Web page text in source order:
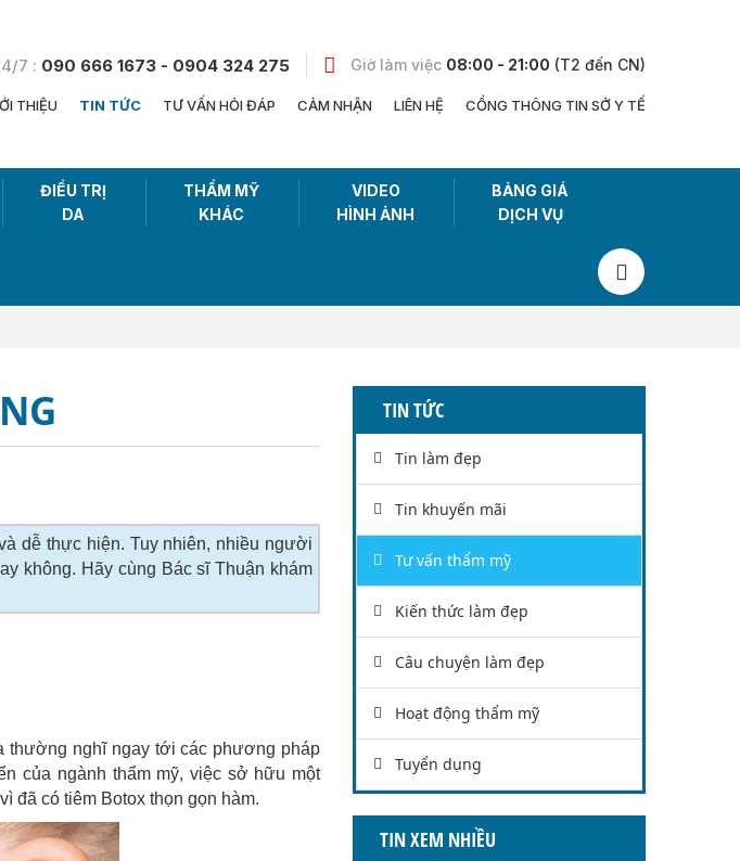
7 : 090 666 1673 - 0904 324 275 Giờ làm việc 08:00 - 21:00 (T2 đến CN)
THIỆU TIN TỨC TƯ VẤN HỎI ĐÁP CẢM NHẬN LIÊN HỆ CỔNG THÔNG TIN SỞ Y TẾ
ĐIỀU TRỊ
DA
THẨM MỸ
KHÁC
VIDEO
HÌNH ẢNH
BẢNG GIÁ
DỊCH VỤ
dễ thực hiện. Tuy nhiên, nhiều người
không. Hãy cùng Bác sĩ Thuận khám
thường nghĩ ngay tới các phương pháp
của ngành thẩm mỹ, việc sở hữu một
đã có tiêm Botox thọn gọn hàm.
TIN TỨC
Tin làm đẹp
Tin khuyến mãi
Tư vấn thẩm mỹ
Kiến thức làm đẹp
Câu chuyện làm đẹp
Hoạt động thẩm mỹ
Tuyển dụng
TIN XEM NHIỀU